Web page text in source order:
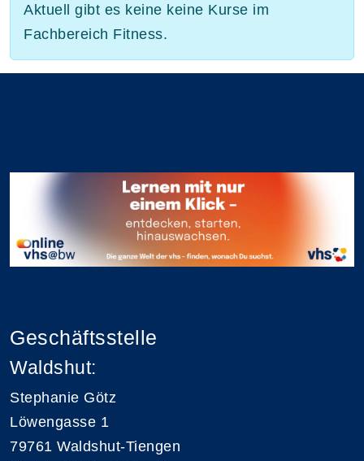
Aktuell gibt es keine keine Kurse im
Fachbereich Fitness.
Geschäftsstelle
Waldshut:
Stephanie Götz
Löwengasse 1
79761 Waldshut-Tiengen